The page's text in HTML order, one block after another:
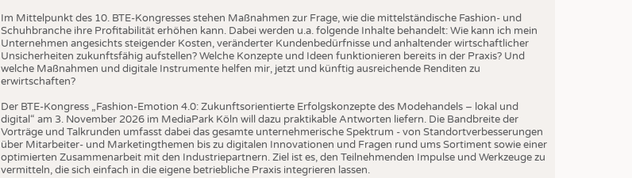
UNTERNEHMEN
AUSSCHREIBUNGEN
DTV AUSSCHREIBUNGSDIENST
STATISTICS
TERMINE
BRANCHENTERMINE
Im Mittelpunkt des 10. BTE-Kongresses stehen Maßnahmen zur Frage, wie die mittelständische Fashion- und
Schuhbranche ihre Profitabilität erhöhen kann. Dabei werden u.a. folgende Inhalte behandelt: Wie kann ich mein
Unternehmen angesichts steigender Kosten, veränderter Kundenbedürfnisse und anhaltender wirtschaftlicher
Unsicherheiten zukunftsfähig aufstellen? Welche Konzepte und Ideen funktionieren bereits in der Praxis? Und
welche Maßnahmen und digitale Instrumente helfen mir, jetzt und künftig ausreichende Renditen zu
erwirtschaften?
Der BTE-Kongress „Fashion-Emotion 4.0: Zukunftsorientierte Erfolgskonzepte des Modehandels – lokal und
digital“ am 3. November 2026 im MediaPark Köln will dazu praktikable Antworten liefern. Die Bandbreite der
Vorträge und Talkrunden umfasst dabei das gesamte unternehmerische Spektrum - von Standortverbesserungen
über Mitarbeiter- und Marketingthemen bis zu digitalen Innovationen und Fragen rund ums Sortiment sowie einer
optimierten Zusammenarbeit mit den Industriepartnern. Ziel ist es, den Teilnehmenden Impulse und Werkzeuge zu
vermitteln, die sich einfach in die eigene betriebliche Praxis integrieren lassen.